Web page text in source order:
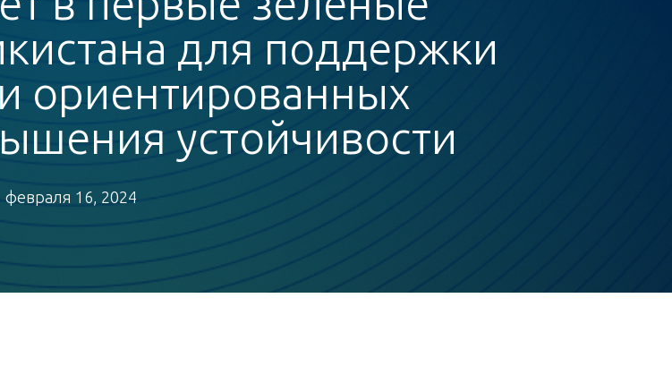
для поддержки
ориентированных
устойчивости
февраля 16, 2024